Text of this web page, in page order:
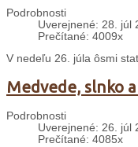
Podrobnosti
Uverejnené: 28. júl
Prečítané: 4009x
V nedeľu 26. júla ôsmi
Medvede, slnko
Podrobnosti
Uverejnené: 26. júl
Prečítané: 4085x